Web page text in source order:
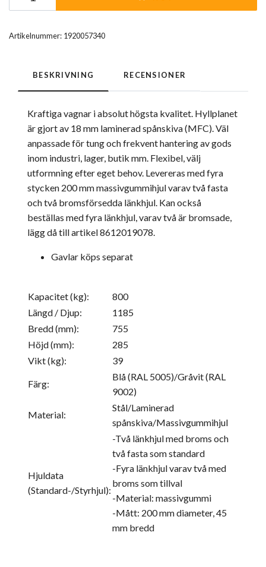
Artikelnummer: 1920057340
BESKRIVNING RECENSIONER
Kraftiga vagnar i absolut högsta kvalitet. Hyllplanet
är gjort av 18 mm laminerad spånskiva (MFC). Väl
anpassade för tung och frekvent hantering av gods
inom industri, lager, butik mm. Flexibel, välj
utformning efter eget behov. Levereras med fyra
stycken 200 mm massivgummihjul varav två fasta
och två bromsförsedda länkhjul. Kan också
beställas med fyra länkhjul, varav två är bromsade,
lägg då till artikel 8612019078.
Gavlar köps separat
Kapacitet (kg):
800
Längd / Djup:
1185
Bredd (mm):
755
Höjd (mm):
285
Vikt (kg):
39
Färg:
Blå (RAL 5005)/Gråvit (RAL
9002)
Material:
Stål/Laminerad
spånskiva/Massivgummihjul
Hjuldata
(Standard-/Styrhjul):
-Två länkhjul med broms och
två fasta som standard
-Fyra länkhjul varav två med
broms som tillval
-Material: massivgummi
-Mått: 200 mm diameter, 45
mm bredd